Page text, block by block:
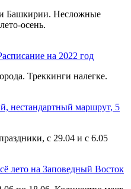
Башкирии. Несложные
осень.
на 2022 год
Треккинги налегке.
нестандартный маршрут, 5
с 29.04 и с 6.05
лето на Заповедный Восток